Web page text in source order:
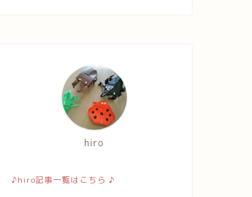
hiro
♪hiro記事一覧はこちら ♪